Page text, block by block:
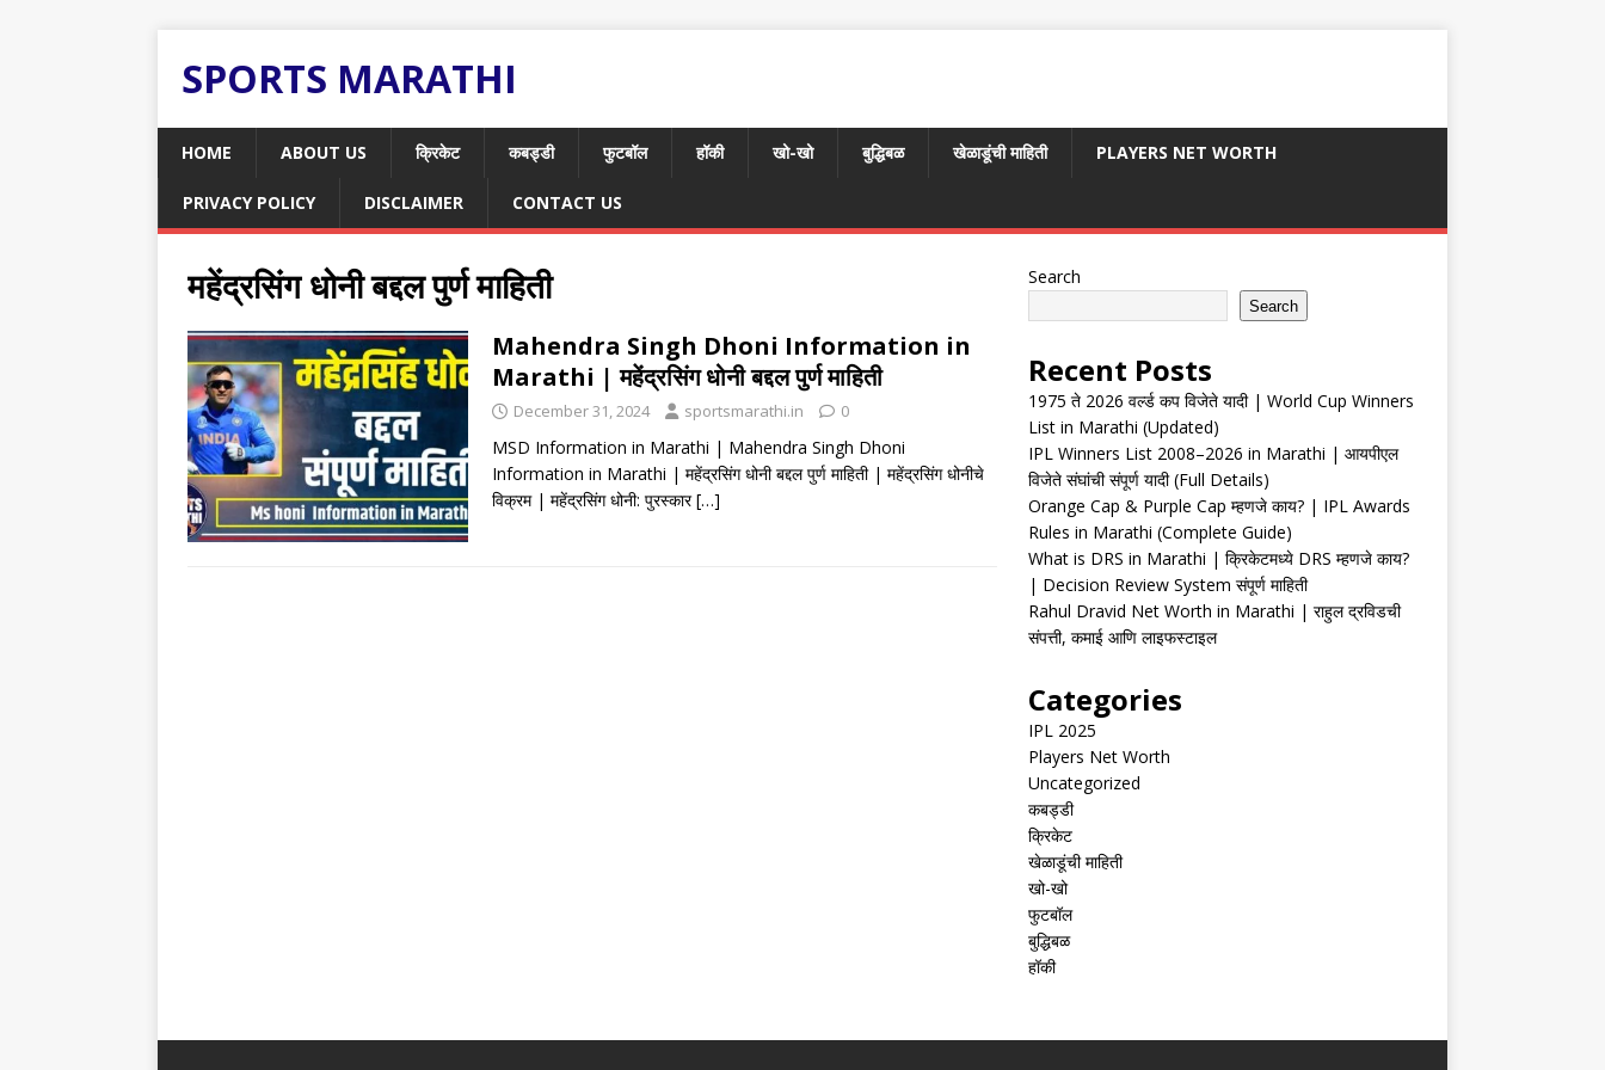
SPORTS MARATHI
HOME ABOUT US क्रिकेट कबड्डी फुटबॉल हॉकी खो-खो बुद्धिबळ खेळाडूंची माहिती PLAYERS NET WORTH
PRIVACY POLICY DISCLAIMER CONTACT US
महेंद्रसिंग धोनी बद्दल पुर्ण माहिती
Mahendra Singh Dhoni Information in
Marathi | महेंद्रसिंग धोनी बद्दल पुर्ण माहिती
December 31, 2024 sportsmarathi.in 0
MSD Information in Marathi | Mahendra Singh Dhoni
Information in Marathi | महेंद्रसिंग धोनी बद्दल पुर्ण माहिती | महेंद्रसिंग धोनीचे
विक्रम | महेंद्रसिंग धोनी: पुरस्कार[…]
Search
Search
Recent Posts
1975 ते 2026 वर्ल्ड कप विजेते यादी | World Cup Winners
List in Marathi (Updated)
IPL Winners List 2008–2026 in Marathi | आयपीएल
विजेते संघांची संपूर्ण यादी (Full Details)
Orange Cap & Purple Cap म्हणजे काय? | IPL Awards
Rules in Marathi (Complete Guide)
What is DRS in Marathi | क्रिकेटमध्ये DRS म्हणजे काय?
| Decision Review System संपूर्ण माहिती
Rahul Dravid Net Worth in Marathi | राहुल द्रविडची
संपत्ती, कमाई आणि लाइफस्टाइल
Categories
IPL 2025
Players Net Worth
Uncategorized
कबड्डी
क्रिकेट
खेळाडूंची माहिती
खो-खो
फुटबॉल
बुद्धिबळ
हॉकी